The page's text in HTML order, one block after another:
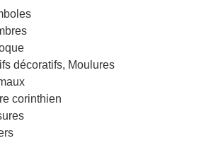
décoratifs, Moulures
corinthien